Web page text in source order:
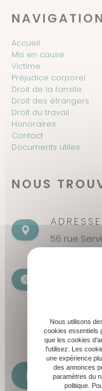
NAVIGATION
Accueil
Mis en cause
Victime
Préjudice corporel
Droit de la famille
Droit des étrangers
Droit du travail
Honoraires
Contact
Documents utiles
NOUS
ADRESSE
56 rue
Samedi :
Nous utilisons
cookies essentiels
que les cookies
l'utilisez. Les
une expérience
des annonces
paramètres du
politique.